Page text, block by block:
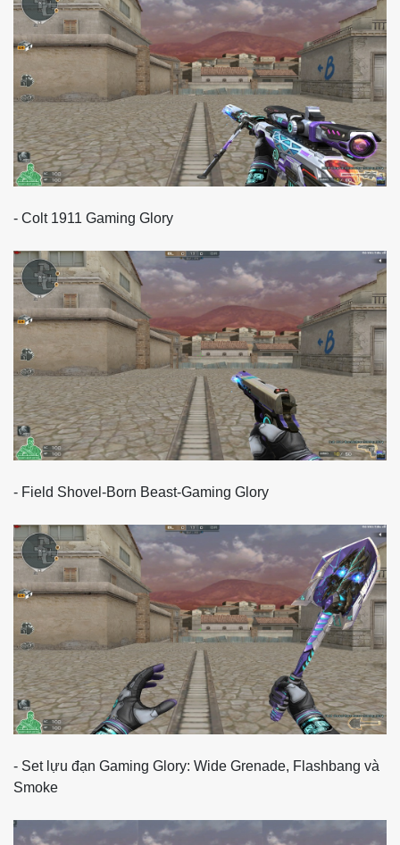
- Colt 1911 Gaming Glory
- Field Shovel-Born Beast-Gaming Glory
- Set lựu đạn Gaming Glory: Wide Grenade, Flashbang và
Smoke